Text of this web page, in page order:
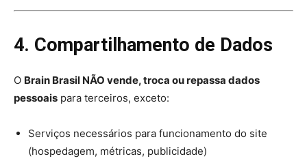
4. Compartilhamento de Dados
O Brain Brasil NÃO vende, troca ou repassa dados
pessoais para terceiros, exceto:
Serviços necessários para funcionamento do site
(hospedagem, métricas, publicidade)